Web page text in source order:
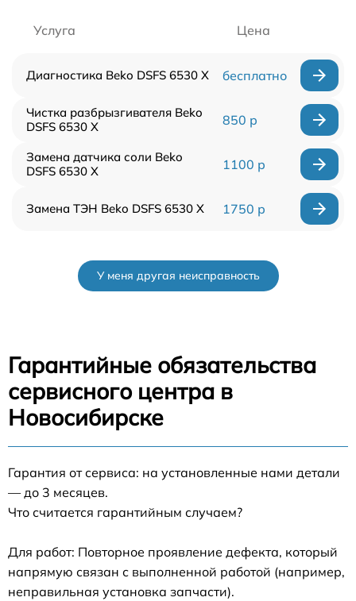
Услуга Цена
Диагностика Beko DSFS 6530 X бесплатно
Чистка разбрызгивателя Beko
DSFS 6530 X
850 р
Замена датчика соли Beko
DSFS 6530 X
1100 р
Замена ТЭН Beko DSFS 6530 X 1750 р
У меня другая неисправность
Гарантийные обязательства
сервисного центра в
Новосибирске
Гарантия от сервиса: на установленные нами детали
— до 3 месяцев.
Что считается гарантийным случаем?
Для работ: Повторное проявление дефекта, который
напрямую связан с выполненной работой (например,
неправильная установка запчасти).